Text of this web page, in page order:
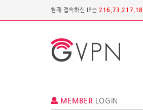
현재 접속하신 IP는 216.73.217.18
MEMBER LOGIN